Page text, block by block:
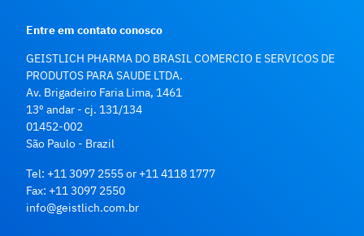
Entre em contato conosco
GEISTLICH PHARMA DO BRASIL COMERCIO E SERVICOS DE
PRODUTOS PARA SAUDE LTDA.
Av. Brigadeiro Faria Lima, 1461
13º andar - cj. 131/134
01452-002
São Paulo - Brazil
Tel: +11 3097 2555or +11 4118 1777
Fax: +11 3097 2550
info@geistlich.com.br